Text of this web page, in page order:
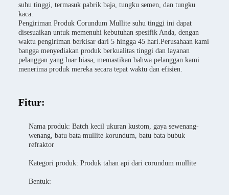
suhu tinggi, termasuk pabrik baja, tungku semen, dan tungku
kaca.
Pengiriman Produk Corundum Mullite suhu tinggi ini dapat
disesuaikan untuk memenuhi kebutuhan spesifik Anda, dengan
waktu pengiriman berkisar dari 5 hingga 45 hari.Perusahaan kami
bangga menyediakan produk berkualitas tinggi dan layanan
pelanggan yang luar biasa, memastikan bahwa pelanggan kami
menerima produk mereka secara tepat waktu dan efisien.
Fitur:
Nama produk: Batch kecil ukuran kustom, gaya sewenang-
wenang, batu bata mullite korundum, batu bata bubuk
refraktor
Kategori produk: Produk tahan api dari corundum mullite
Bentuk: